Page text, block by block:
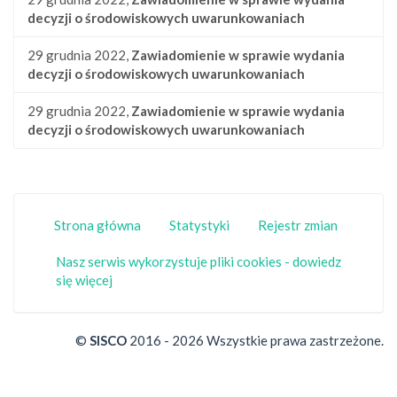
decyzji o środowiskowych uwarunkowaniach
29 grudnia 2022, Zawiadomienie w sprawie wydania
decyzji o środowiskowych uwarunkowaniach
29 grudnia 2022, Zawiadomienie w sprawie wydania
decyzji o środowiskowych uwarunkowaniach
Strona główna Statystyki Rejestr zmian
Nasz serwis wykorzystuje pliki cookies - dowiedz
się więcej
© SISCO 2016 - 2026 Wszystkie prawa zastrzeżone.